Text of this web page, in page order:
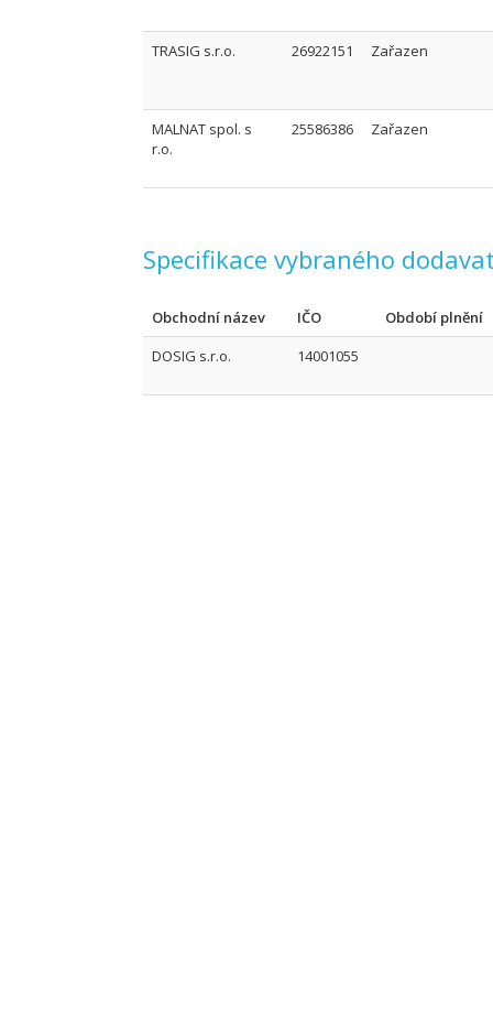
TRASIG s.r.o. 26922151 Zařazen
MALNAT spol. s
r.o.
25586386 Zařazen
Specifikace vybraného
Obchodní název IČO
Období plnění
DOSIG s.r.o.
14001055